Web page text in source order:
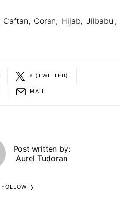
Caftan, Coran, Hijab, Jilbabul,
X (TWITTER)
MAIL
Post written by:
Aurel Tudoran
FOLLOW